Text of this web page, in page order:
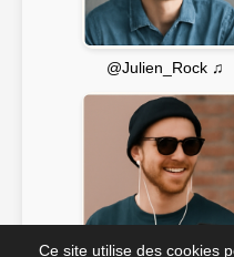
@Julien_Rock ♫
Ce site utilise des cookies